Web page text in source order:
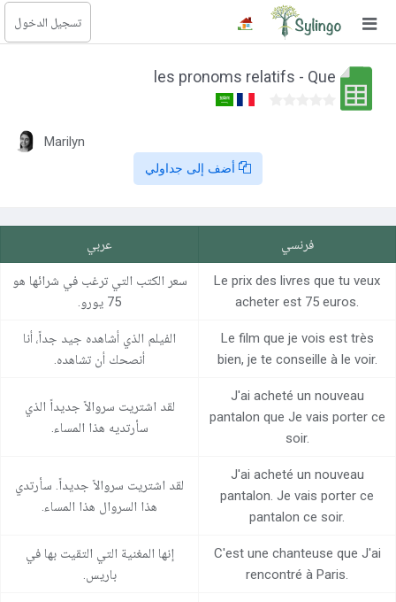
تسجيل الدخول
الصفحة الرئيسية
الصور التعليمية
الأسئلة التعليمية
الإشتراكات
مركز المساعدة
les pronoms relatifs - Que
Marilyn
أضف إلى جداولي
فرنسي عربي
Le prix des livres que tu veux
acheter est 75 euros.
سعر الكتب التي ترغب في شرائها هو
75 يورو.
Le film que je vois est très
bien, je te conseille à le voir.
الفيلم الذي أشاهده جيد جداً، أنا
أنصحك أن تشاهده.
J'ai acheté un nouveau
pantalon que Je vais porter ce
soir.
لقد اشتريت سروالاً جديداً الذي
سأرتديه هذا المساء.
J'ai acheté un nouveau
pantalon. Je vais porter ce
pantalon ce soir.
لقد اشتريت سروالاً جديداً. سأرتدي
هذا السروال هذا المساء.
C'est une chanteuse que J'ai
rencontré à Paris.
إنها المغنية التي التقيت بها في
باريس.